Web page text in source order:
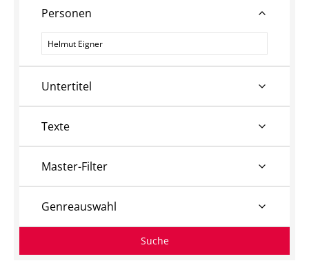
Personen
Personen
Untertitel
Texte
Master-Filter
Genreauswahl
Suche